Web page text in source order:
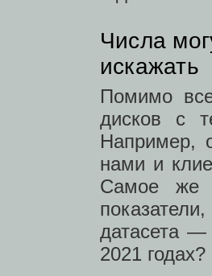
Числа
искажать
Помимо
дисков с
Например,
нами и
Самое же
датасета —
2021 годах?